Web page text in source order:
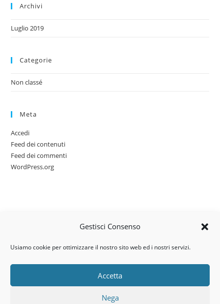
Gestisci Consenso
Usiamo cookie per ottimizzare il nostro sito web ed i nostri servizi.
Accetta
Nega
Archivi
Luglio 2019
Categorie
Non classé
Meta
Accedi
Feed dei contenuti
Feed dei commenti
WordPress.org
Via dell’artigianato, 14 – 31030